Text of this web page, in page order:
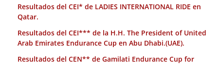
Resultados del CEI* de LADIES INTERNATIONAL RIDE en
Qatar.
Resultados del CEI*** de la H.H. The President of United
Arab Emirates Endurance Cup en Abu Dhabi.(UAE).
Resultados del CEN** de Gamilati Endurance Cup for